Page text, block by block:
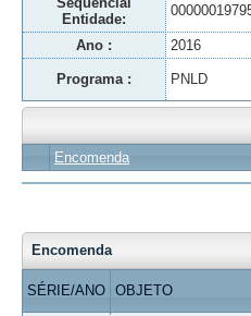
Entidade:
Ano : 2016
Programa : PNLD
Encomenda
Encomenda
SÉRIE/ANO OBJETO